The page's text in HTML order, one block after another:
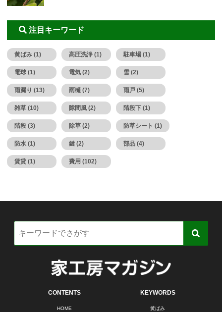
注目キーワード
黄ばみ (1) 高圧洗浄 (1) 駐車場 (1)
電球 (1) 電気 (2) 雪 (2)
雨漏り (13) 雨樋 (7) 雨戸 (5)
雑草 (10) 隙間風 (2) 階段下 (1)
階段 (3) 除草 (2) 防草シート (1)
防水 (1) 鍵 (2) 部品 (4)
賃貸 (1) 費用 (102)
CONTENTS
HOME
KEYWORDS
黄ばみ